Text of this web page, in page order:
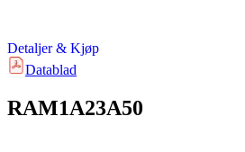
Detaljer & Kjøp
Datablad
RAM1A23A50